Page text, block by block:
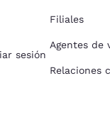
sesión
Filiales
Agentes de
Relaciones